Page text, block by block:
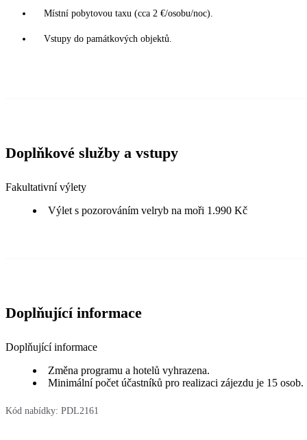
Místní pobytovou taxu (cca 2 €/osobu/noc).
Vstupy do památkových objektů.
Doplňkové služby a vstupy
Fakultativní výlety
Výlet s pozorováním velryb na moři 1.990 Kč
Doplňující informace
Doplňující informace
Změna programu a hotelů vyhrazena.
Minimální počet účastníků pro realizaci zájezdu je 15 osob.
Kód nabídky: PDL2161